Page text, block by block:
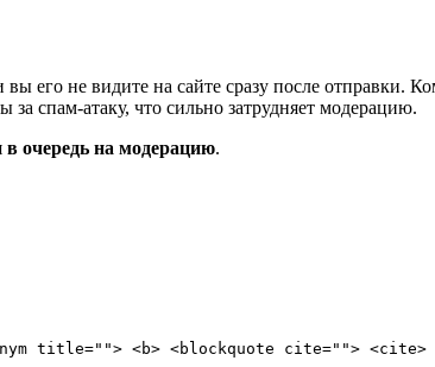
вы его не видите на сайте сразу после отправки.
спам-атаку, что сильно затрудняет модерацию.
в очередь на модерацию.
title=""> <b> <blockquote cite=""> <cite>